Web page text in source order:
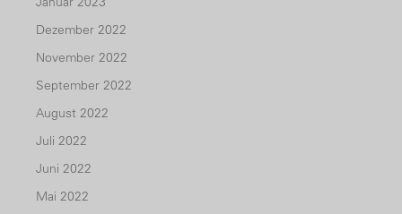
Dezember 2022
November 2022
September 2022
August 2022
Juli 2022
Juni 2022
Mai 2022